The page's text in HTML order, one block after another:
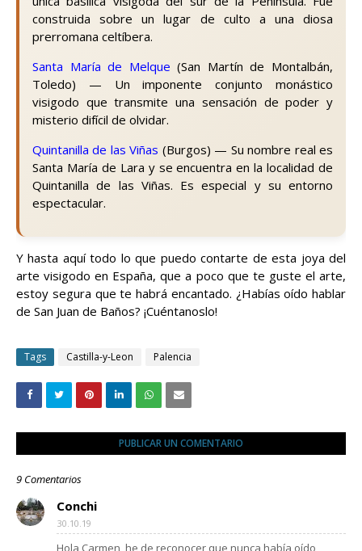
construida sobre un lugar de culto a una diosa
prerromana celtíbera.
Santa María de Melque (San Martín de Montalbán,
Toledo) — Un imponente conjunto monástico
visigodo que transmite una sensación de poder y
misterio difícil de olvidar.
Quintanilla de las Viñas (Burgos) — Su nombre real es
Santa María de Lara y se encuentra en la localidad de
Quintanilla de las Viñas. Es especial y su entorno
espectacular.
Y hasta aquí todo lo que puedo contarte de esta joya del
arte visigodo en España, que a poco que te guste el arte,
estoy segura que te habrá encantado. ¿Habías oído hablar
de San Juan de Baños? ¡Cuéntanoslo!
Tags Castilla-y-Leon Palencia
PUBLICAR UN COMENTARIO
9 Comentarios
Conchi
30.10.19
Hola Carmen, he de reconocer que nunca había oído